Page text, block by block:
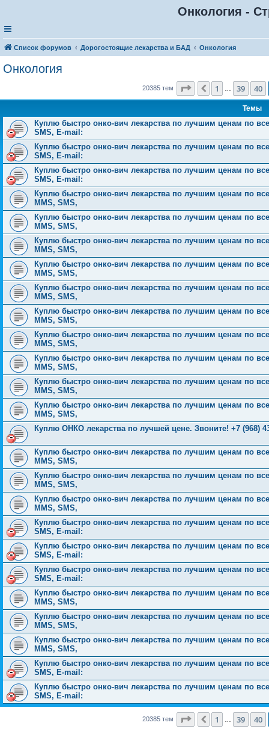
Онкология -
Список форумов Дорогостоящие лекарства и БАД Онкология
Онкология
20385 тем Страница 41из 816
Пред.
1 39 40
Темы
Куплю быстро онко-вич лекарства по лучшим ценам по
SMS, E-mail:
Куплю быстро онко-вич лекарства по лучшим ценам по
SMS, E-mail:
Куплю быстро онко-вич лекарства по лучшим ценам по
SMS, E-mail:
Куплю быстро онко-вич лекарства по лучшим ценам по
MMS, SMS,
Куплю быстро онко-вич лекарства по лучшим ценам по
MMS, SMS,
Куплю быстро онко-вич лекарства по лучшим ценам по
MMS, SMS,
Куплю быстро онко-вич лекарства по лучшим ценам по
MMS, SMS,
Куплю быстро онко-вич лекарства по лучшим ценам по
MMS, SMS,
Куплю быстро онко-вич лекарства по лучшим ценам по
MMS, SMS,
Куплю быстро онко-вич лекарства по лучшим ценам по
MMS, SMS,
Куплю быстро онко-вич лекарства по лучшим ценам по
MMS, SMS,
Куплю быстро онко-вич лекарства по лучшим ценам по
MMS, SMS,
Куплю быстро онко-вич лекарства по лучшим ценам по
MMS, SMS,
Куплю ОНКО лекарства по лучшей цене. Звоните! +7 (968)
Куплю быстро онко-вич лекарства по лучшим ценам по
MMS, SMS,
Куплю быстро онко-вич лекарства по лучшим ценам по
MMS, SMS,
Куплю быстро онко-вич лекарства по лучшим ценам по
MMS, SMS,
Куплю быстро онко-вич лекарства по лучшим ценам по
SMS, E-mail:
Куплю быстро онко-вич лекарства по лучшим ценам по
SMS, E-mail:
Куплю быстро онко-вич лекарства по лучшим ценам по
SMS, E-mail:
Куплю быстро онко-вич лекарства по лучшим ценам по
MMS, SMS,
Куплю быстро онко-вич лекарства по лучшим ценам по
MMS, SMS,
Куплю быстро онко-вич лекарства по лучшим ценам по
MMS, SMS,
Куплю быстро онко-вич лекарства по лучшим ценам по
SMS, E-mail:
Куплю быстро онко-вич лекарства по лучшим ценам по
SMS, E-mail:
20385 тем Страница 41из 816
Пред.
1 39 40